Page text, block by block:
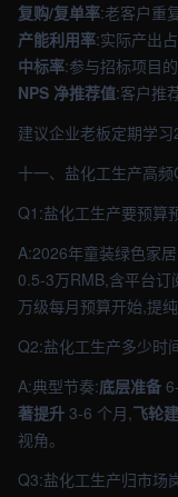
复购/复单率:老客户重
产能利用率:实际产出
中标率:参与招标项目
NPS 净推荐值:客户推
建议企业老板定期学
十一、盐化工生产高频
Q1:盐化工生产要预算
A:2026年童装绿色家
0.5-3万RMB,含平台订
万级每月预算开始,提
Q2:盐化工生产多少时
A:典型节奏:底层准备
著提升 3-6 个月,飞轮
视角。
Q3:盐化工生产归市场